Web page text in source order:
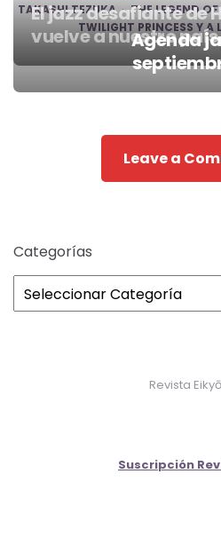
TAKASHI TEZUKA
THE LEGEND
TWILIGHT PRINCESS Y A
Post
navigation
El jazz desafiante de
vuelve a nuestro país
Agenda
Leave a
Categorías
Revista
Suscripción